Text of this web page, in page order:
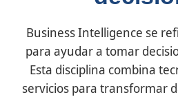
Business Intelligence se
para ayudar a tomar
Esta disciplina combina
servicios para transformar